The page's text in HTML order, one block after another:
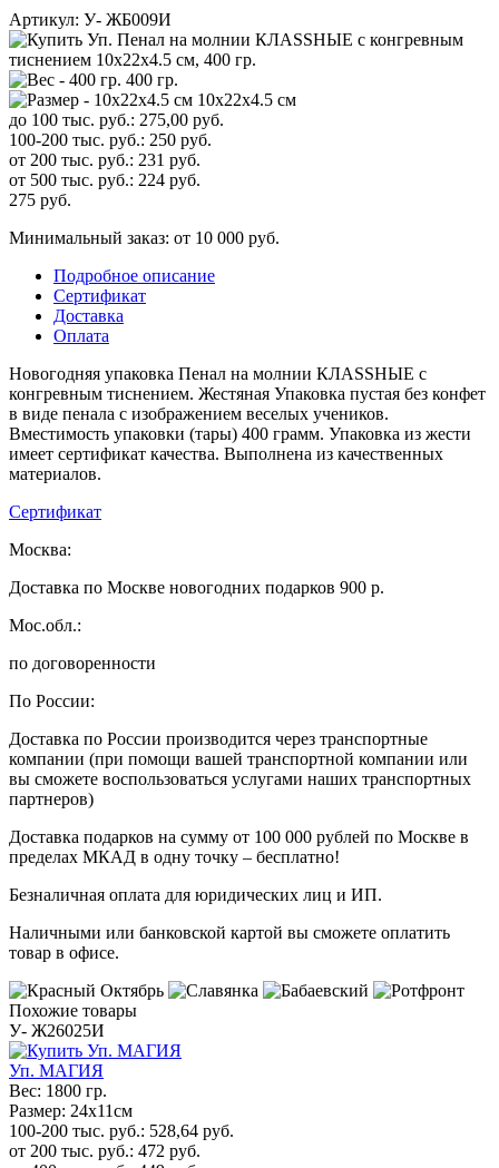
Артикул: У- ЖБ009И
400 гр.
10х22х4.5 см
до 100 тыс. руб.: 275,00 руб.
100-200 тыс. руб.: 250 руб.
от 200 тыс. руб.: 231 руб.
от 500 тыс. руб.: 224 руб.
275 руб.
Минимальный заказ: от 10 000 руб.
Подробное описание
Сертификат
Доставка
Оплата
Новогодняя упаковка Пенал на молнии КЛАSSНЫЕ с
конгревным тиснением. Жестяная Упаковка пустая без конфет
в виде пенала с изображением веселых учеников.
Вместимость упаковки (тары) 400 грамм. Упаковка из жести
имеет сертификат качества. Выполнена из качественных
материалов.
Сертификат
Москва:
Доставка по Москве новогодних подарков 900 р.
Мос.обл.:
по договоренности
По России:
Доставка по России производится через транспортные
компании (при помощи вашей транспортной компании или
вы сможете воспользоваться услугами наших транспортных
партнеров)
Доставка подарков на сумму от 100 000 рублей по Москве в
пределах МКАД в одну точку – бесплатно!
Безналичная оплата для юридических лиц и ИП.
Наличными или банковской картой вы сможете оплатить
товар в офисе.
Похожие товары
У- Ж26025И
Уп. МАГИЯ
Вес: 1800 гр.
Размер: 24х11см
100-200 тыс. руб.: 528,64 руб.
от 200 тыс. руб.: 472 руб.